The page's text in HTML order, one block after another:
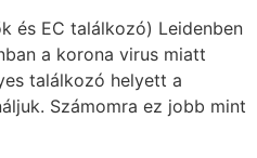
és EC találkozó) Leidenben
a korona virus miatt
találkozó helyett a
Számomra ez jobb mint